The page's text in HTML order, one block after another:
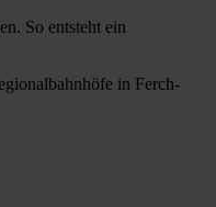
So entsteht ein
in Ferch-